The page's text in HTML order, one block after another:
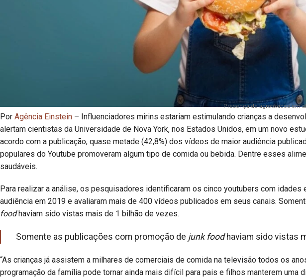
Presença de agrotóxicos em
Por Agência Einstein – Influenciadores mirins estariam estimulando crianças a
alertam cientistas da Universidade de Nova York, nos Estados Unidos, em um novo
acordo com a publicação, quase metade (42,8%) dos vídeos de maior audiência
populares do Youtube promoveram algum tipo de comida ou bebida. Dentre esses
saudáveis.
Para realizar a análise, os pesquisadores identificaram os cinco youtubers com idades
audiência em 2019 e avaliaram mais de 400 vídeos publicados em seus canais.
foodhaviam sido vistas mais de 1 bilhão de vezes.
Somente as publicações com promoção de junk foodhaviam sido vistas
“As crianças já assistem a milhares de comerciais de comida na televisão todos os
programação da família pode tornar ainda mais difícil para pais e filhos manterem uma